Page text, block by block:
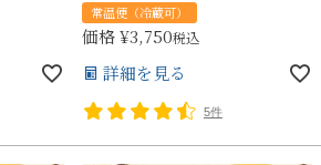
常温便（冷蔵可）
価格¥3,750税込
詳細を見る
5件